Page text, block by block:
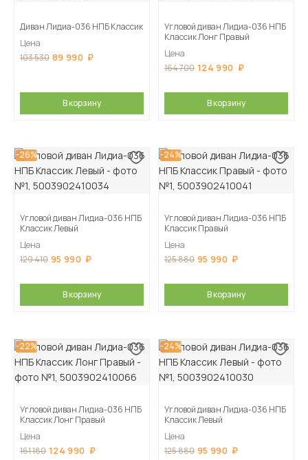
Диван Лидиа-036 НПБ Классик
Цена
103 530 89 990
В корзину
Угловой диван Лидиа-036 НПБ
Классик Лонг Правый
Цена
164 700 124 990
В корзину
-26%
Угловой диван Лидиа-036 НПБ
Классик Левый
Цена
129 410 95 990
В корзину
-24%
Угловой диван Лидиа-036 НПБ
Классик Правый
Цена
125 880 95 990
В корзину
-22%
Угловой диван Лидиа-036 НПБ
Классик Лонг Правый
Цена
161 180 124 990
-24%
Угловой диван Лидиа-036 НПБ
Классик Левый
Цена
125 880 95 990